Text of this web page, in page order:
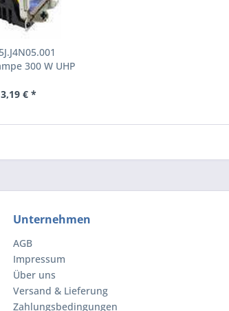
300 W UHP
€ *
Unternehmen
AGB
Impressum
Über uns
Versand & Lieferung
Zahlungsbedingungen